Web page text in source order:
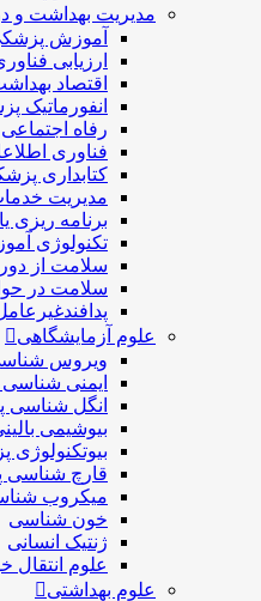
مدیریت بهداشت و
آموزش
ارزیابی
اقتصاد
انفورماتیک
رفاه اجتماعی
فناوری
کتابداری
مديريت
برنامه ریزی
تکنولوژی
سلامت از دور
سلامت در
علوم آزمایشگاهی
ویروس
ایمنی
انگل شناسی
بیوشیمی
بیوتکنولوژی
قارچ شناسی
ميكروب
خون شناسی
ژنتیک انسانی
علوم انتقال
علوم بهداشتی